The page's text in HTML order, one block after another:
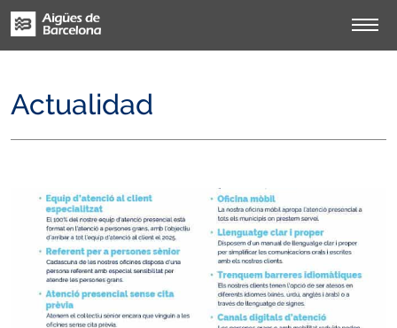
Actualidad